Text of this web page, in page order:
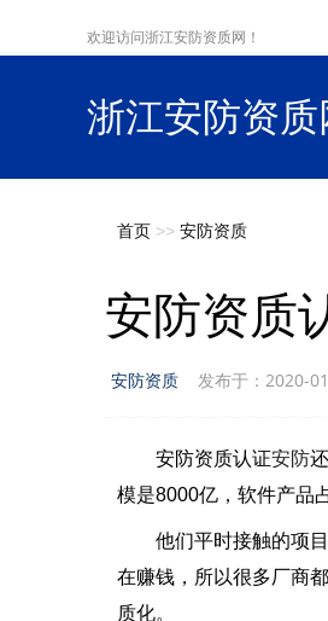
欢迎访问浙江安防资质网！
浙江安防资质
首页 >> 安防资质
安防资质
安防资质 发布于：2020-
安防资质认证安防
模是8000亿，软件产品
他们平时接触的项
在赚钱，所以很多厂商
质化。